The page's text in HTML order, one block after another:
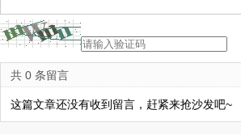
共 0 条留言
这篇文章还没有收到留言，赶紧来抢沙发吧~